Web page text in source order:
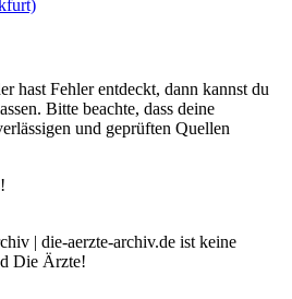
hast Fehler entdeckt, dann kannst du
Bitte beachte, dass deine
und geprüften Quellen
| die-aerzte-archiv.de ist keine
Die Ärzte!